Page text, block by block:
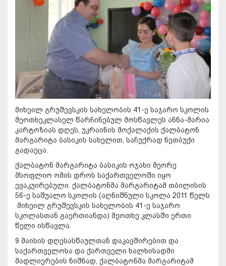
მიხეილ გრუშევსკის სახელობის 41-ე საჯარო სკოლის
მეოთხეკლასელ წარჩინებულ მოსწავლეს ანნა-მარია
კარტოზიას დღეს, უკრაინის მოქალაქის ქალბატონ
მარგარიტა ბასიკის სახელით, საჩუქრად ნეთბუქი
გადაეცა.
ქალბატონ მარგარიტა ბასიკის ოჯახი მეორე
მსოფლიო ომის დროს საქართველოში იყო
ევაკუირებული. ქალბატონმა მარგარიტამ თბილისის
56-ე საშუალო სკოლის (აღნიშნული სკოლა 2011 წელს
მიხეილ გრუშევსკის სახელობის 41-ე საჯარო
სკოლასთან გაერთიანდა) მეოთხე კლასში ერთი
წელი ისწავლა.
9 მაისის დღესასწაულთან დაკავშირებით და
საქართველოსა და ქართველი ხალხისადმი
მადლიერების ნიშნად, ქალბატონმა მარგარიტამ